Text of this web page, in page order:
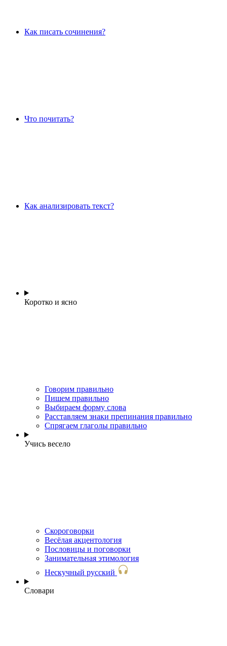
Как писать сочинения?
Что почитать?
Как анализировать текст?
Коротко и ясно
Говорим правильно
Пишем правильно
Выбираем форму слова
Расставляем знаки препинания правильно
Спрягаем глаголы правильно
Учись весело
Скороговорки
Весёлая акцентология
Пословицы и поговорки
Занимательная этимология
Нескучный русский
Словари